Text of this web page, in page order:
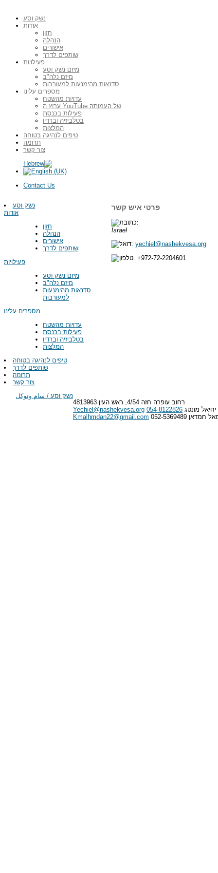
נשק וסע
אודות
חזון
הנהלה
אישורים
שותפים לדרך
פעילויות
מיזם נשק וסע
מיזם נלה"ב
סדנאות מהימנעות למעורבות
מספרים עלינו
עדויות מהשטח
ערוץ ה YouTube של העמותה
פעילות בכנסת
בטלביזיה וברדיו
המלצות
טיפים לנהיגה בטוחה
תרומה
צור קשר
Contact Us
נשק וסע
אודות
חזון
הנהלה
אישורים
שותפים לדרך
פעילויות
מיזם נשק וסע
מיזם נלה"ב
סדנאות מהימנעות
למעורבות
מספרים עלינו
עדויות מהשטח
פעילות בכנסת
בטלביזיה וברדיו
המלצות
טיפים לנהיגה בטוחה
שותפים לדרך
תרומה
צור קשר
פרטי איש קשר
Israel
yechiel@nashekvesa.org
+972-72-2204601
נשק וסע / سام وتوكل
רחוב עופרה חזה 4/54, ראש העין 4813963
מונטג 054-8122826
Yechiel@nashekvesa.org
חמדאן 052-5369489
Kmalhmdan22@gmail.com